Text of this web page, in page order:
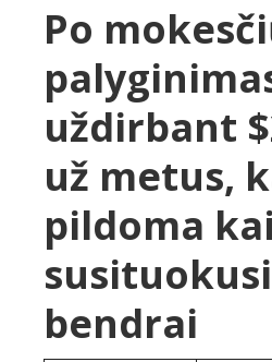
Po
uždirbant
už metus,
pildoma
bendrai